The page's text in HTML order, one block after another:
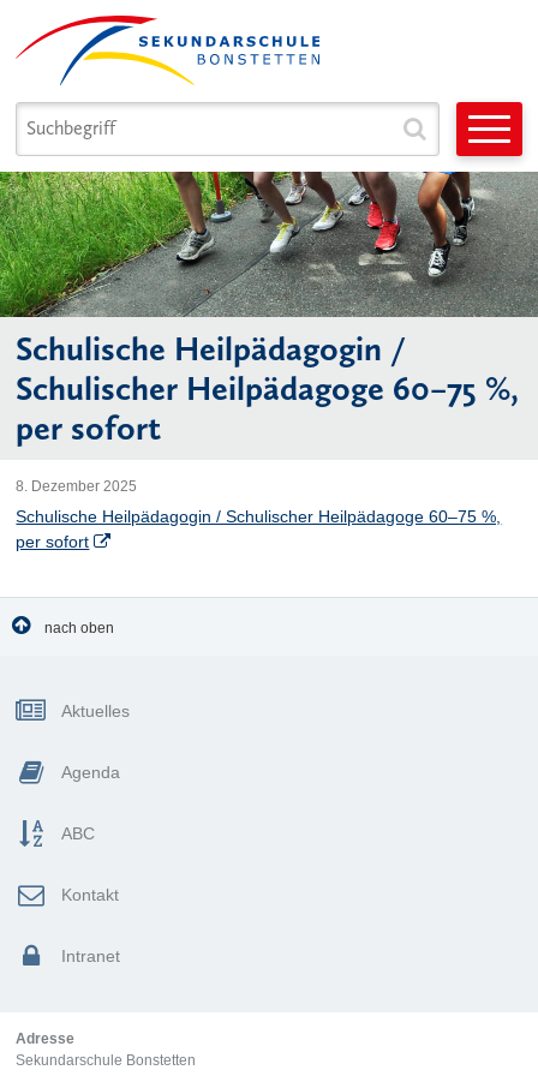
Navigieren in Sek. Bonstetten
Schnellnavigation
Suchbegriff Suche
Hauptnavigation
Schulische Heilpädagogin /
Schulischer Heilpädagoge 60–75 %,
per sofort
8. Dezember 2025
Schulische Heilpädagogin / Schulischer Heilpädagoge 60–75 %,
per sofort
nach oben
Sidebar
Aktuelles
Agenda
ABC
Kontakt
Intranet
Adresse
Sekundarschule Bonstetten